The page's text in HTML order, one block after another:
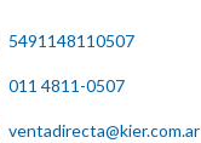
5491148110507
011 4811-0507
ventadirecta@kier.com.ar